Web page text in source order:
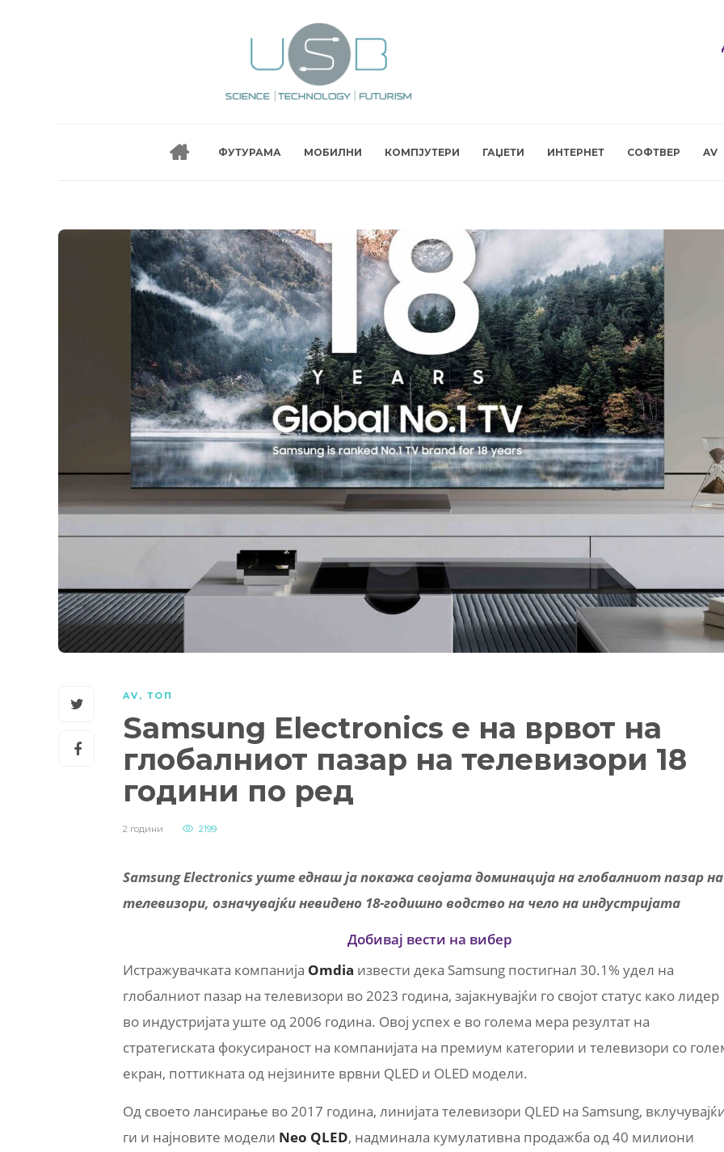
ФУТУРАМА МОБИЛНИ КОМПЈУТЕРИ ГАЏЕТИ ИНТЕРНЕТ СОФТВЕР AV
AV , ТОП
Samsung Electronics е на врвот на
глобалниот пазар на телевизори 18
години по ред
2 години 2199
Samsung Electronics уште еднаш ја покажа својата доминација на глобалниот пазар на
телевизори, означувајќи невидено 18-годишно водство на чело на индустријата
Добивај вести на вибер
Истражувачката компанија Omdia извести дека Samsung постигнал 30.1% удел на
глобалниот пазар на телевизори во 2023 година, зајакнувајќи го својот статус како лидер
во индустријата уште од 2006 година. Овој успех е во голема мера резултат на
стратегиската фокусираност на компанијата на премиум категории и телевизори со
екран, поттикната од нејзините врвни QLED и OLED модели.
Од своето лансирање во 2017 година, линијата телевизори QLED на Samsung,
ги и најновите модели Neo QLED, надминала кумулативна продажба од 40 милиони